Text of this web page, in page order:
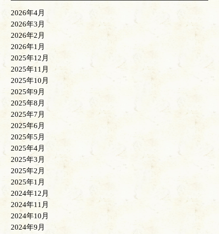
2026年4月
2026年3月
2026年2月
2026年1月
2025年12月
2025年11月
2025年10月
2025年9月
2025年8月
2025年7月
2025年6月
2025年5月
2025年4月
2025年3月
2025年2月
2025年1月
2024年12月
2024年11月
2024年10月
2024年9月